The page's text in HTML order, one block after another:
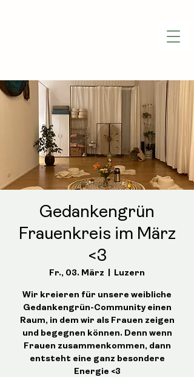
Gedankengrün
Frauenkreis im März
<3
Fr., 03. März Luzern
Wir kreieren für unsere weibliche
Gedankengrün-Community einen
Raum, in dem wir als Frauen zeigen
und begegnen können. Denn wenn
Frauen zusammenkommen, dann
entsteht eine ganz besondere
Energie <3